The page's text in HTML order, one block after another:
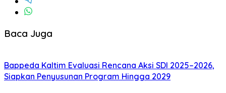
Baca Juga
Bappeda Kaltim Evaluasi Rencana Aksi SDI 2025–2026,
Siapkan Penyusunan Program Hingga 2029